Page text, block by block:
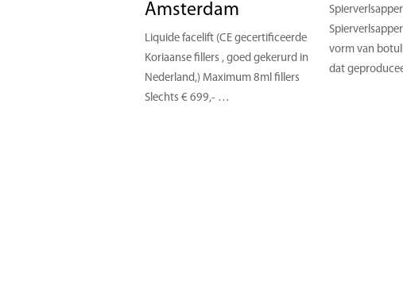
Amsterdam
Liquide facelift (CE gecertificeerde
Koriaanse fillers , goed gekerurd in
Nederland,) Maximum 8ml fillers
Slechts € 699,- …
vorm van
dat